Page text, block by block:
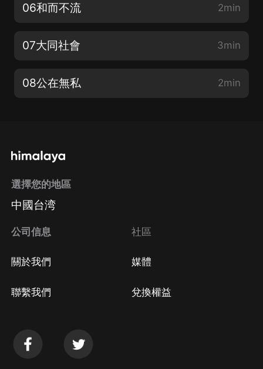
06和而不流 2min
07大同社會 3min
08公在無私 2min
選擇您的地區
中國台湾
公司信息
關於我們
聯繫我們
社區
媒體
兌換權益